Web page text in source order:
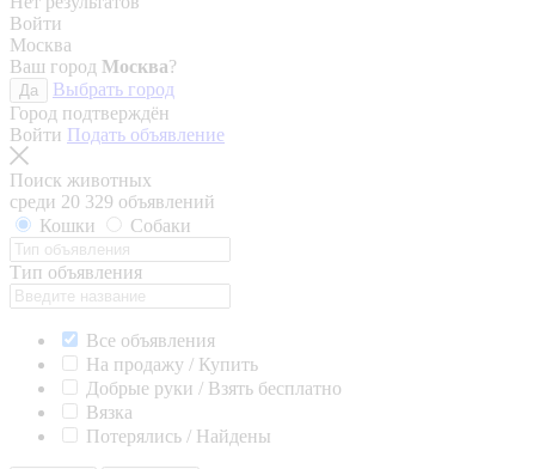
Войти
Москва
Ваш город Москва?
Да
Выбрать город
Город подтверждён
Войти Подать объявление
Поиск животных
среди 20 329 объявлений
Кошки
Собаки
Тип объявления
Все объявления
На продажу / Купить
Добрые руки / Взять бесплатно
Вязка
Потерялись / Найдены